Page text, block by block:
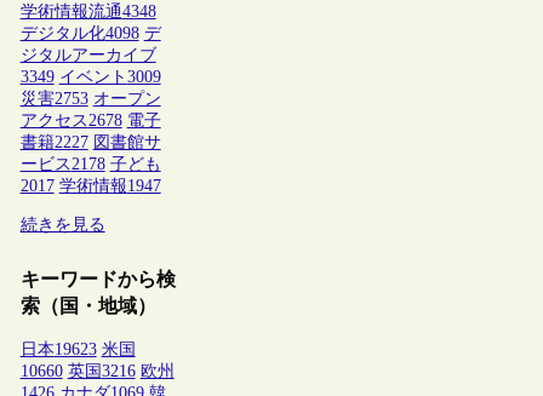
学術情報流通4348
デジタル化4098 デ
ジタルアーカイブ
3349 イベント 3009
災害2753 オープン
アクセス 2678 電子
書籍2227 図書館サ
ービス 2178 子ども
2017 学術情報1947
続きを見る
キーワードから検
索（国・地域）
日本19623 米国
10660 英国 3216 欧州